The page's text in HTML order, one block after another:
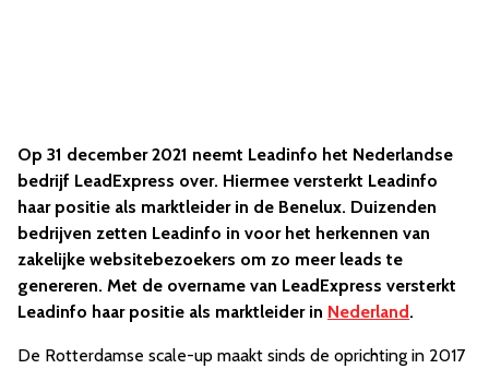
Op 31 december 2021 neemt Leadinfo het Nederlandse
bedrijf LeadExpress over. Hiermee versterkt Leadinfo
haar positie als marktleider in de Benelux. Duizenden
bedrijven zetten Leadinfo in voor het herkennen van
zakelijke websitebezoekers om zo meer leads te
genereren. Met de overname van LeadExpress versterkt
Leadinfo haar positie als marktleider in Nederland .
De Rotterdamse scale-up maakt sinds de oprichting in 2017